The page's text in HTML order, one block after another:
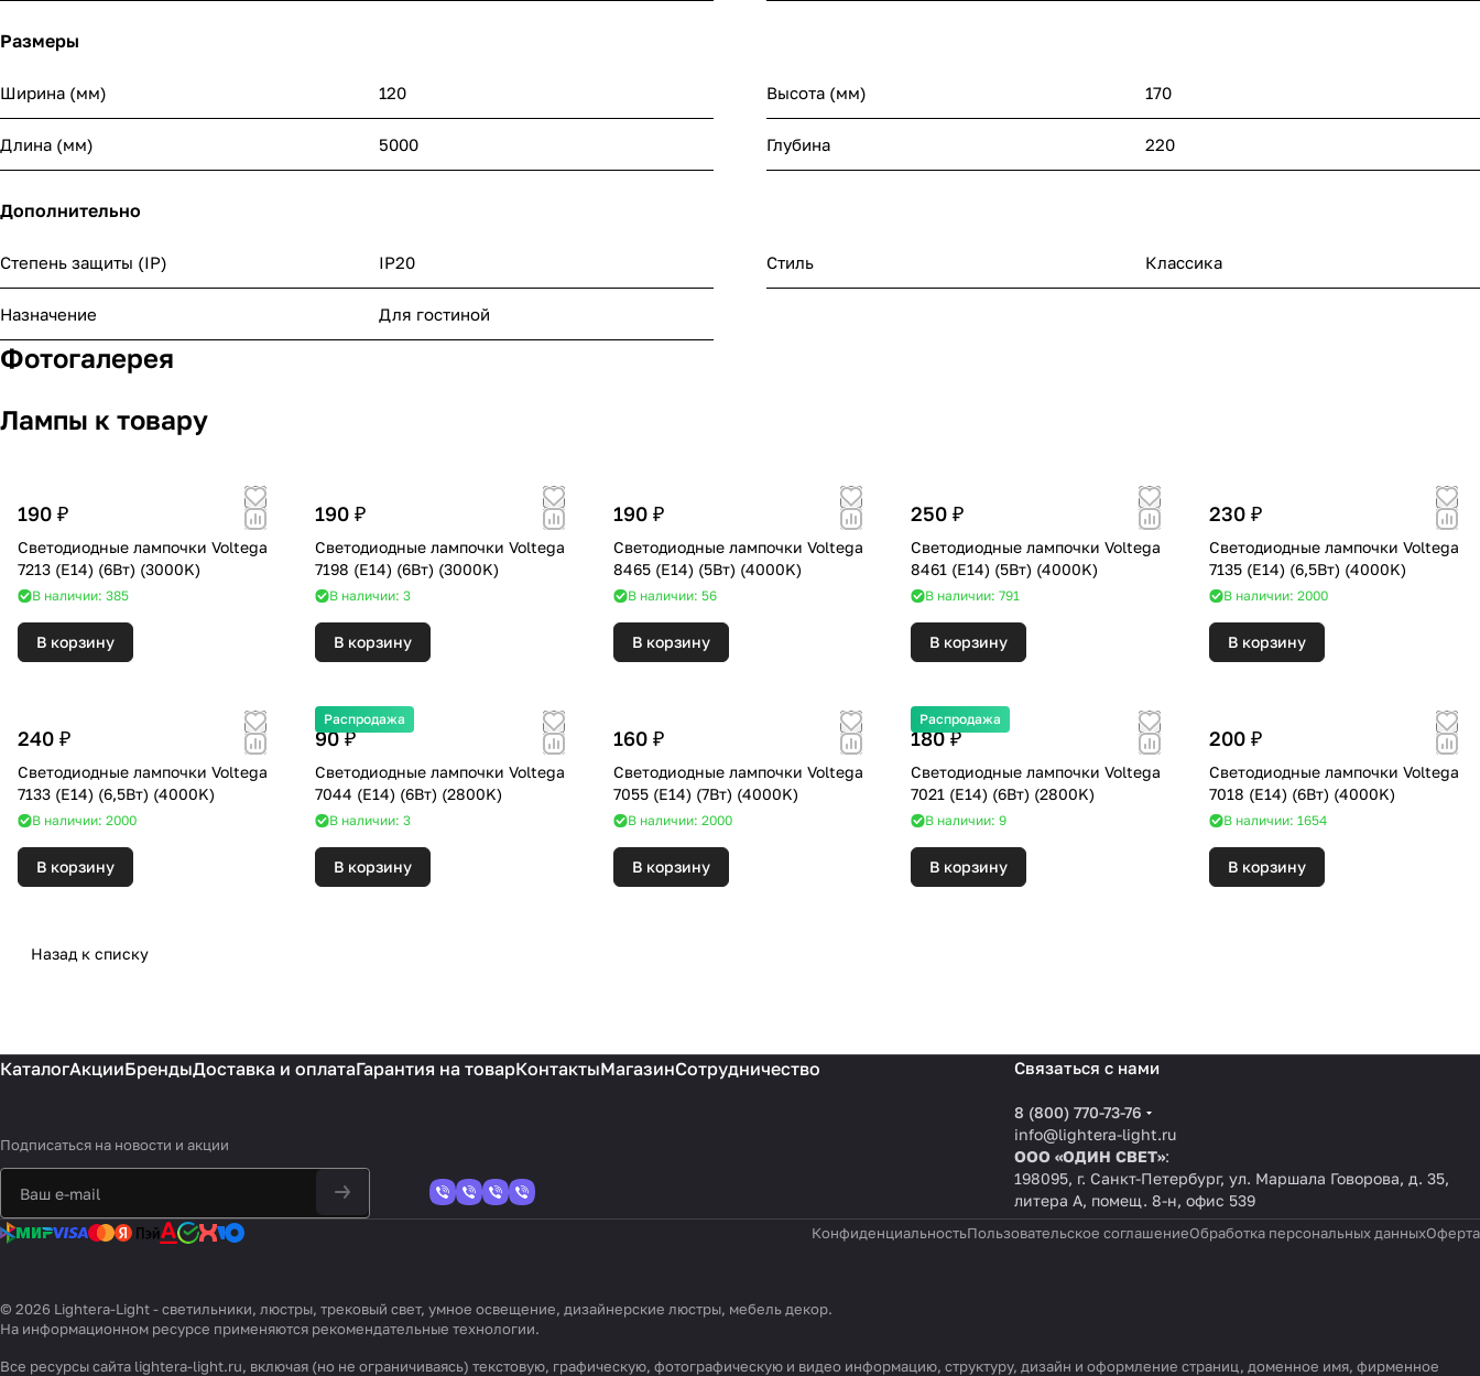
Размеры
Ширина (мм) 120 Высота (мм) 170
Длина (мм) 5000 Глубина 220
Дополнительно
Степень защиты (IP) IP20 Стиль Классика
Назначение Для гостиной
Фотогалерея
Лампы к товару
190 ₽
Светодиодные лампочки Voltega
7213 (E14) (6Вт) (3000K)
В наличии: 385
В корзину
190 ₽
Светодиодные лампочки Voltega
7198 (E14) (6Вт) (3000K)
В наличии: 3
В корзину
190 ₽
Светодиодные лампочки Voltega
8465 (E14) (5Вт) (4000K)
В наличии: 56
В корзину
250 ₽
Светодиодные лампочки Voltega
8461 (E14) (5Вт) (4000K)
В наличии: 791
В корзину
230 ₽
Светодиодные лампочки Voltega
7135 (E14) (6,5Вт) (4000K)
В наличии: 2000
В корзину
240 ₽
Светодиодные лампочки Voltega
7133 (E14) (6,5Вт) (4000K)
В наличии: 2000
В корзину
Распродажа
90 ₽
Светодиодные лампочки Voltega
7044 (E14) (6Вт) (2800K)
В наличии: 3
В корзину
160 ₽
Светодиодные лампочки Voltega
7055 (E14) (7Вт) (4000K)
В наличии: 2000
В корзину
Распродажа
180 ₽
Светодиодные лампочки Voltega
7021 (E14) (6Вт) (2800K)
В наличии: 9
В корзину
200 ₽
Светодиодные лампочки Voltega
7018 (E14) (6Вт) (4000K)
В наличии: 1654
В корзину
Назад к списку
КаталогАкцииБрендыДоставка и оплатаГарантия на товарКонтактыМагазинСотрудничество
Подписаться на новости и акции
Связаться с нами
8 (800) 770-73-76
info@lightera-light.ru
ООО «ОДИН СВЕТ»:
198095, г. Санкт-Петербург, ул. Маршала Говорова, д. 35,
литера А, помещ. 8-н, офис 539
КонфиденциальностьПользовательское соглашениеОбработка персональных данныхОферта
© 2026 Lightera-Light - светильники, люстры, трековый свет, умное освещение, дизайнерские люстры, мебель декор.
На информационном ресурсе применяются рекомендательные технологии.
Все ресурсы сайта lightera-light.ru, включая (но не ограничиваясь) текстовую, графическую, фотографическую и видео информацию, структуру, дизайн и оформление страниц, доменное имя, фирменное